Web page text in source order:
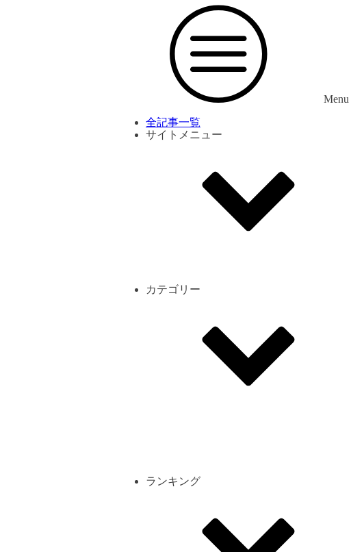
Menu
全記事一覧
サイトメニュー
カテゴリー
ランキング